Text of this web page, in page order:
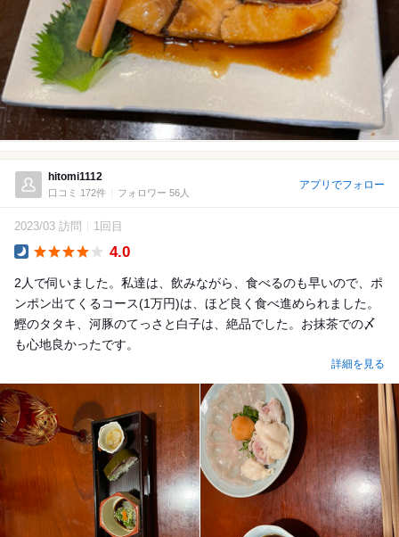
hitomi1112
口コミ 172件 フォロワー 56人
アプリでフォロー
2023/03 訪問 1回目
4.0
2人で伺いました。私達は、飲みながら、食べるのも早いので、ポ
ンポン出てくるコース(1万円)は、ほど良く食べ進められました。
鰹のタタキ、河豚のてっさと白子は、絶品でした。お抹茶での〆
も心地良かったです。
詳細を見る